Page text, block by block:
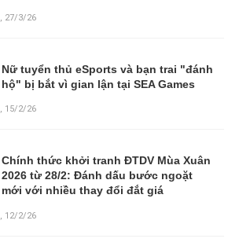
, 27/3/26
Nữ tuyển thủ eSports và bạn trai "đánh
hộ" bị bắt vì gian lận tại SEA Games
, 15/2/26
Chính thức khởi tranh ĐTDV Mùa Xuân
2026 từ 28/2: Đánh dấu bước ngoặt
mới với nhiều thay đổi đắt giá
12/2/26